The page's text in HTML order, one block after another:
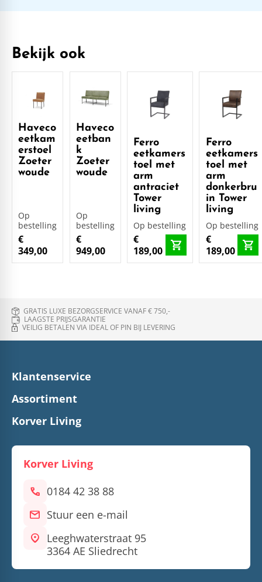
Bekijk ook
Haveco
eetkam
erstoel
Zoeter
woude
Op
bestelling
€
349,00
Haveco
eetban
k
Zoeter
woude
Op
bestelling
€
949,00
Ferro
eetkamers
toel met
arm
antraciet
Tower
living
Op bestelling
€
189,00
Ferro
eetkamers
toel met
arm
donkerbru
in Tower
living
Op bestelling
€
189,00
GRATIS LUXE BEZORGSERVICE VANAF € 750,-
LAAGSTE PRIJSGARANTIE
VEILIG BETALEN VIA IDEAL OF PIN BIJ LEVERING
Klantenservice
Assortiment
Korver Living
Korver Living
call 0184 42 38 88
mail Stuur een e-mail
location_on Leeghwaterstraat 95
3364 AE Sliedrecht